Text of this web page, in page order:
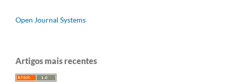
Open Journal Systems
Artigos mais recentes